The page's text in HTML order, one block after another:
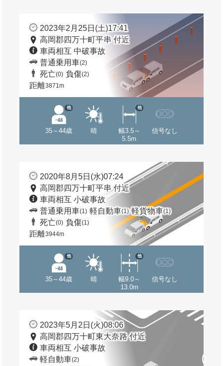
2023年2月25日(土)17:41
高岡郡四万十町平串 付近
車両相互 中破事故
普通乗用車(2)
死亡(0) 負傷(2)
距離3871m
35～44歳
他
晴
幅3.5～
5.5m
他
信号なし
2020年8月5日(水)07:24
高岡郡四万十町平串 付近
車両相互 小破事故
普通乗用車(1) 軽自動車(1) 軽貨物車(1)
死亡(0) 負傷(1)
距離3944m
35～44歳
他
晴
幅9.0～
13.0m
他
信号なし
2023年5月2日(火)08:06
高岡郡四万十町東大奈路 付近
車両相互 小破事故
軽自動車(2)